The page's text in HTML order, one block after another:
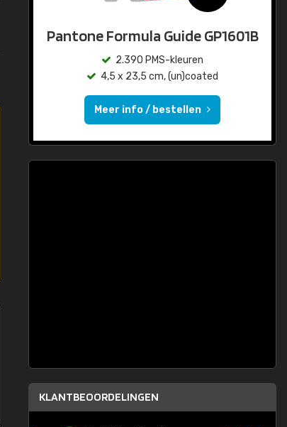
Pantone Formula Guide GP1601B
2.390 PMS-kleuren
4,5 x 23,5 cm, (un)coated
Meer info / bestellen
KLANTBEOORDELINGEN